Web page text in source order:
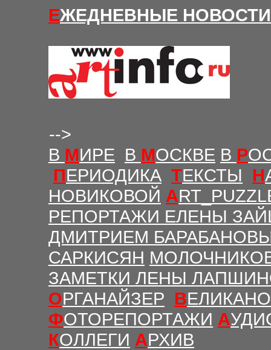
ЕЖЕДНЕВНЫЕ НОВОСТИ
-->
В МИРЕ В МОСКВЕ В Р
ПЕРИОДИКА ТЕКСТЫ Н
НОВИКОВОЙ A
РЕПОРТАЖИ ЕЛЕНЫ
ДМИТРИЕМ
САРКИСЯН
ЗАМЕТКИ ЛЕНЫ
ОРГАНАЙЗЕР В
ФОТОРЕПОРТАЖИ А
КОЛЛЕГИ АРХИВ